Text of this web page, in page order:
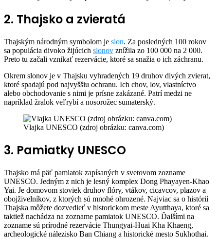
2. Thajsko a zvieratá
Thajským národným symbolom je slon. Za posledných 100 rokov
sa populácia divoko žijúcich slonov znížila zo 100 000 na 2 000.
Preto tu začali vznikať rezervácie, ktoré sa snažia o ich záchranu.
Okrem slonov je v Thajsku vyhradených 19 druhov divých zvierat,
ktoré spadajú pod najvyššiu ochranu. Ich chov, lov, vlastníctvo
alebo obchodovanie s nimi je prísne zakázané. Patrí medzi ne
napríklad žralok veľrybí a nosorožec sumaterský.
Vlajka UNESCO (zdroj obrázku: canva.com)
3. Pamiatky UNESCO
Thajsko má päť pamiatok zapísaných v svetovom zozname
UNESCO. Jedným z nich je lesný komplex Dong Phayayen-Khao
Yai. Je domovom stoviek druhov flóry, vtákov, cicavcov, plazov a
obojživelníkov, z ktorých sú mnohé ohrozené. Najviac sa o histórií
Thajska môžete dozvedieť v historickom meste Ayutthaya, ktoré sa
taktiež nachádza na zozname pamiatok UNESCO. Ďalšími na
zozname sú prírodné rezervácie Thungyai-Huai Kha Khaeng,
archeologické nálezisko Ban Chiang a historické mesto Sukhothai.